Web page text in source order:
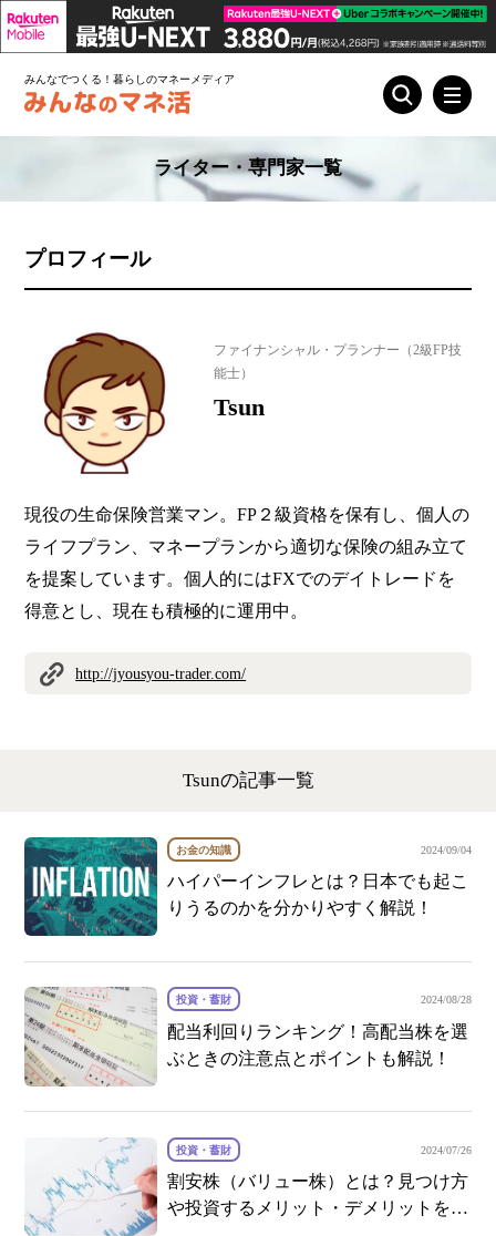
みんなでつくる！暮らしのマネーメディア
ライター・専門家一覧
プロフィール
ファイナンシャル・プランナー（2級FP技
能士）
Tsun
現役の生命保険営業マン。FP２級資格を保有し、個人の
ライフプラン、マネープランから適切な保険の組み立て
を提案しています。個人的にはFXでのデイトレードを
得意とし、現在も積極的に運用中。
http://jyousyou-trader.com/
Tsunの記事一覧
お金の知識 2024/09/04
ハイパーインフレとは？日本でも起こ
りうるのかを分かりやすく解説！
投資・蓄財 2024/08/28
配当利回りランキング！高配当株を選
ぶときの注意点とポイントも解説！
投資・蓄財 2024/07/26
割安株（バリュー株）とは？見つけ方
や投資するメリット・デメリットを分